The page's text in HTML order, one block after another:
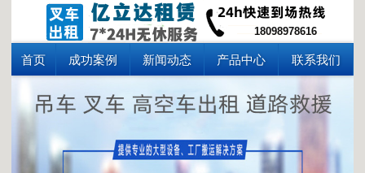
18098978616
首页 成功案例 新闻动态 产品中心 联系我们